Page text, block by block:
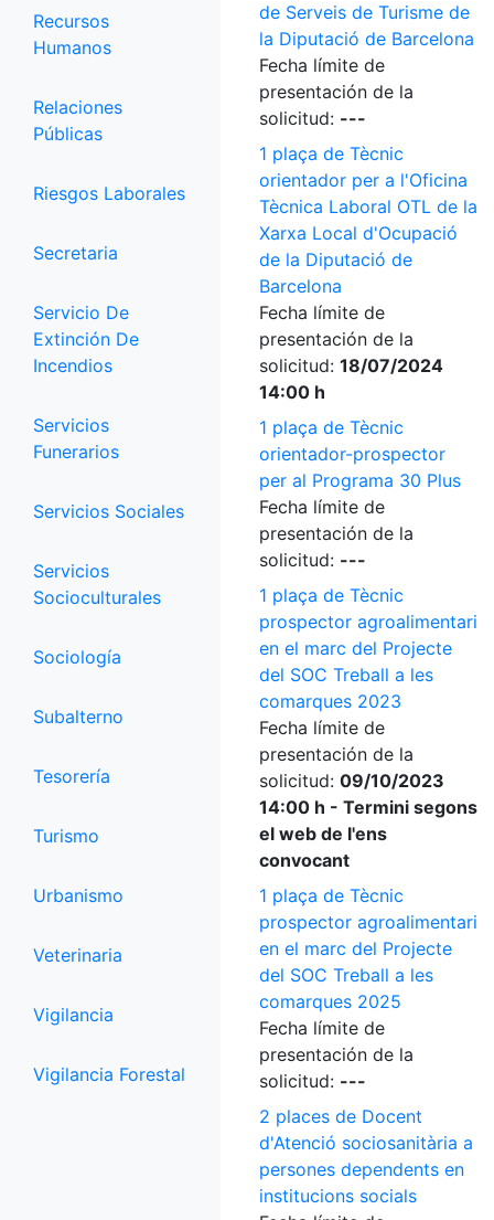
Recursos
Humanos
Relaciones
Públicas
Riesgos Laborales
Secretaria
Servicio De
Extinción De
Incendios
Servicios
Funerarios
Servicios Sociales
Servicios
Socioculturales
Sociología
Subalterno
Tesorería
Turismo
Urbanismo
Veterinaria
Vigilancia
Vigilancia Forestal
de Serveis de Turisme de
la Diputació de Barcelona
Fecha límite de
presentación de la
solicitud: ---
1 plaça de Tècnic
orientador per a l'Oficina
Tècnica Laboral OTL de la
Xarxa Local d'Ocupació
de la Diputació de
Barcelona
Fecha límite de
presentación de la
solicitud: 18/07/2024
14:00 h
1 plaça de Tècnic
orientador-prospector
per al Programa 30 Plus
Fecha límite de
presentación de la
solicitud: ---
1 plaça de Tècnic
prospector agroalimentari
en el marc del Projecte
del SOC Treball a les
comarques 2023
Fecha límite de
presentación de la
solicitud: 09/10/2023
14:00 h - Termini segons
el web de l'ens
convocant
1 plaça de Tècnic
prospector agroalimentari
en el marc del Projecte
del SOC Treball a les
comarques 2025
Fecha límite de
presentación de la
solicitud: ---
2 places de Docent
d'Atenció sociosanitària a
persones dependents en
institucions socials